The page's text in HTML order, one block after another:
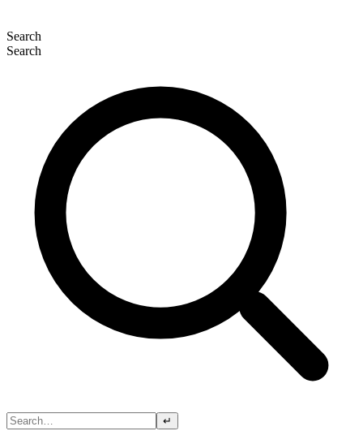
Search
Search
↵